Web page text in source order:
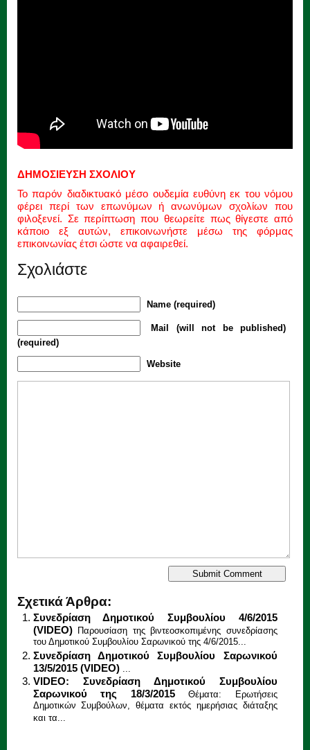
ΔΗΜΟΣΙΕΥΣΗ ΣΧΟΛΙΟΥ
Το παρόν διαδικτυακό μέσο ουδεμία ευθύνη εκ του νόμου
φέρει περί των επωνύμων ή ανωνύμων σχολίων που
φιλοξενεί. Σε περίπτωση που θεωρείτε πως θίγεστε από
κάποιο εξ αυτών, επικοινωνήστε μέσω της φόρμας
επικοινωνίας έτσι ώστε να αφαιρεθεί.
Σχολιάστε
Name (required)
Mail (will not be published)
(required)
Website
Σχετικά Άρθρα:
Συνεδρίαση Δημοτικού Συμβουλίου 4/6/2015
(VIDEO)
Παρουσίαση της βιντεοσκοπιμένης συνεδρίασης
του Δημοτικού Συμβουλίου Σαρωνικού της 4/6/2015...
Συνεδρίαση Δημοτικού Συμβουλίου Σαρωνικού
13/5/2015 (VIDEO) ...
VIDEO: Συνεδρίαση Δημοτικού Συμβουλίου
Σαρωνικού της 18/3/2015
Θέματα: Ερωτήσεις
Δημοτικών Συμβούλων, θέματα εκτός ημερήσιας διάταξης
και τα...